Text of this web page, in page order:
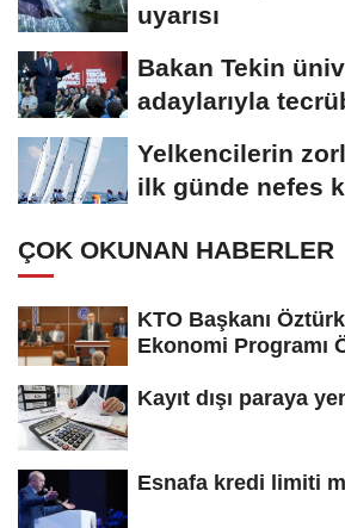
uyarısı
Bakan Tekin
adaylarıyla
Yelkencilerin
ilk günde nefes
ÇOK OKUNAN HABERLER
KTO Başkanı
Ekonomi Programı
Kayıt dışı paraya
Esnafa kredi limiti